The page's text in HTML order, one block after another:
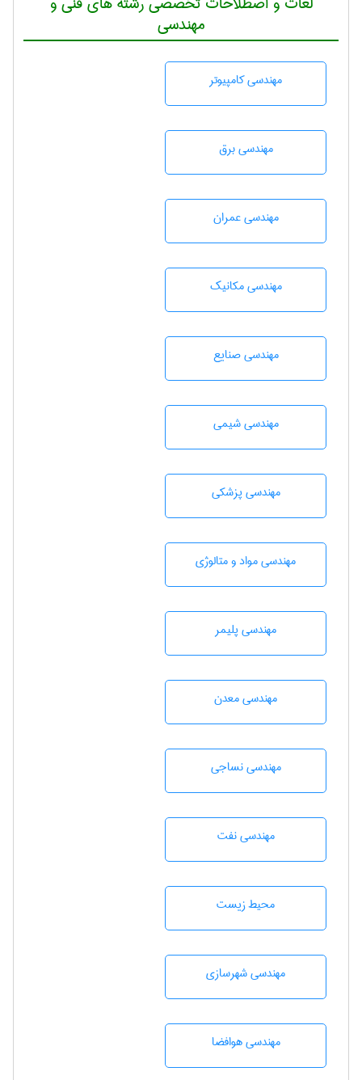
مهندسی
مهندسی كامپيوتر
مهندسی برق
مهندسی عمران
مهندسی مکانیک
مهندسی صنايع
مهندسي شيمی
مهندسی پزشکی
مهندسی مواد و متالوژی
مهندسی پليمر
مهندسی معدن
مهندسي نساجی
مهندسی نفت
محيط زيست
مهندسی شهرسازی
مهندسی هوافضا